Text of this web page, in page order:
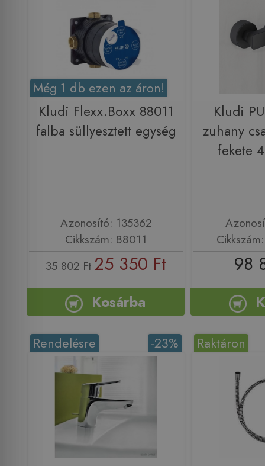
Még 1 db ezen az áron!
Kludi Flexx.Boxx 88011
falba süllyesztett egység
Azonosító: 135362
Cikkszám: 88011
35 802 Ft 25 350 Ft
Kosárba
Kludi
zuhany
fekete
98
-23%
Rendelésre Raktáron